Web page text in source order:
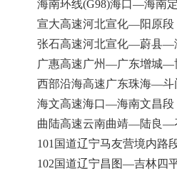
海南环线(G98)海口—海南
宣大高速河北宣化—阳原段
张石高速河北宣化—蔚县—
广惠高速广州—广东增城—
西部沿海高速广东珠海—斗
海文高速海口—海南文昌段
曲陆高速云南曲靖—陆良—
101国道辽宁马友营境内路
102国道辽宁昌图—吉林四